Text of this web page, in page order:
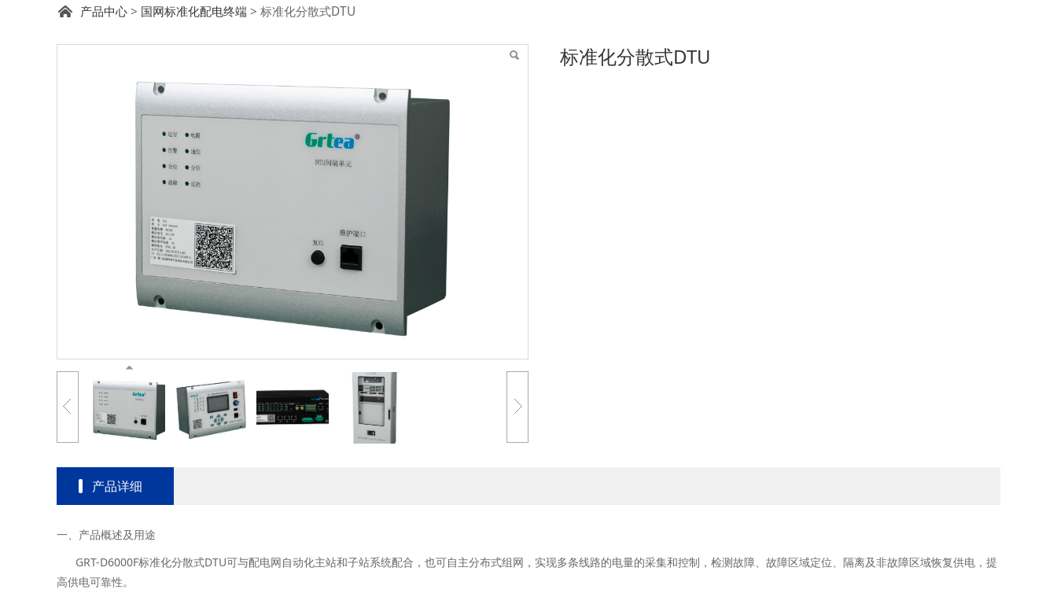
标准化分散式DTU
产品中心> 国网标准化配电终端> 标准化分散式DTU
标准化分散式DTU
产品详细
一、产品概述及用途
GRT-D6000F标准化分散式DTU可与配电网自动化主站和子站系统配合，也可自主分布式组网，实现多条线路的电量的采集和控制，检测故障、故障区域定位、隔离及非故障区域恢复供电，提
高供电可靠性。